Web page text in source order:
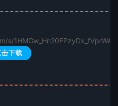
1HMGw_Hn20FPzyDx_fVprWA?
击下载